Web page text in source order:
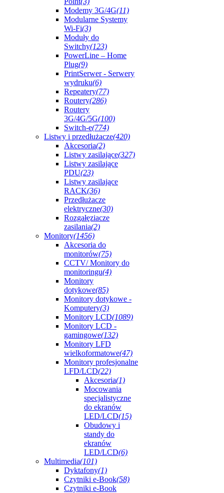
Modemy 3G/4G(11)
Modularne Systemy
Wi-Fi(3)
Moduły do
Switchy(123)
PowerLine – Home
Plug(9)
PrintSerwer - Serwery
wydruku(6)
Repeatery(77)
Routery(286)
Routery
3G/4G/5G(100)
Switch-e(774)
Listwy i przedłużacze(420)
Akcesoria(2)
Listwy zasilające(327)
Listwy zasilające
PDU(23)
Listwy zasilające
RACK(36)
Przedłużacze
elektryczne(30)
Rozgałęziacze
zasilania(2)
Monitory(1456)
Akcesoria do
monitorów(75)
CCTV/ Monitory do
monitoringu(4)
Monitory
dotykowe(85)
Monitory dotykowe -
Komputery(3)
Monitory LCD(1089)
Monitory LCD -
gamingowe(132)
Monitory LFD
wielkoformatowe(47)
Monitory profesjonalne
LFD/LCD(22)
Akcesoria(1)
Mocowania
specjalistyczne
do ekranów
LED/LCD(15)
Obudowy i
standy do
ekranów
LED/LCD(6)
Multimedia(101)
Dyktafony(1)
Czytniki e-Book(58)
Czytniki e-Book